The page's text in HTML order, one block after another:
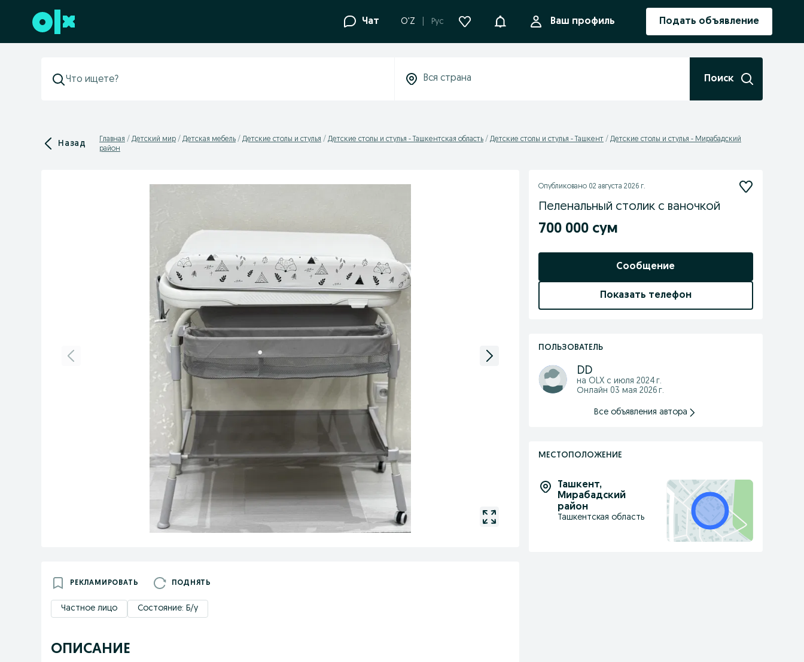
Перейти к нижнему колонтитулу Чат O'Z Рус УведомленияВаш профиль Подать объявление
Поиск
Назад Главная Детский мир Детская мебель Детские столы и стулья Детские столы и стулья - Ташкентская область Детские столы и стулья - Ташкент
Детские столы и стулья - Мирабадский
район
РЕКЛАМИРОВАТЬ ПОДНЯТЬ
Частное лицо Состояние: Б/у
ОПИСАНИЕ
Опубликовано 02 августа 2026 г.
Пеленальный столик с ваночкой
700 000 сум
Сообщение
Показать телефон
ПОЛЬЗОВАТЕЛЬ
DD
на OLX с июля 2024 г.
Онлайн 03 мая 2026 г.
Все объявления автора
МЕСТОПОЛОЖЕНИЕ
Ташкент,
Мирабадский
район
Ташкентская область